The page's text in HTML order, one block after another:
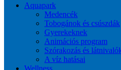
Aquapark
Medencék
Tobogánok és csúszdák
Gyerekeknek
Animációs program
Szórakozás és
A víz hatásai
Wellness